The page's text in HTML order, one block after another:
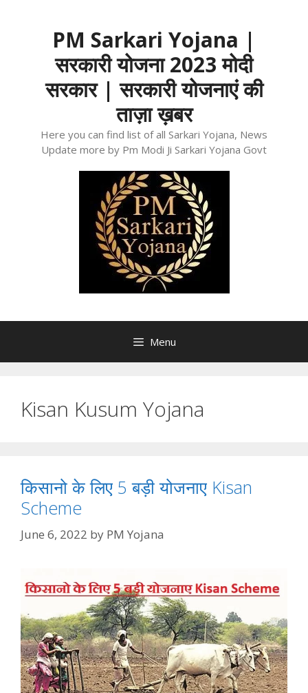
PM Sarkari Yojana |
सरकारी योजना 2023 मोदी
सरकार | सरकारी योजनाएं की
ताज़ा ख़बर
Here you can find list of all Sarkari Yojana, News
Update more by Pm Modi Ji Sarkari Yojana Govt
Menu
Kisan Kusum Yojana
किसानो के लिए 5 बड़ी योजनाए Kisan
Scheme
June 6, 2022 by PM Yojana